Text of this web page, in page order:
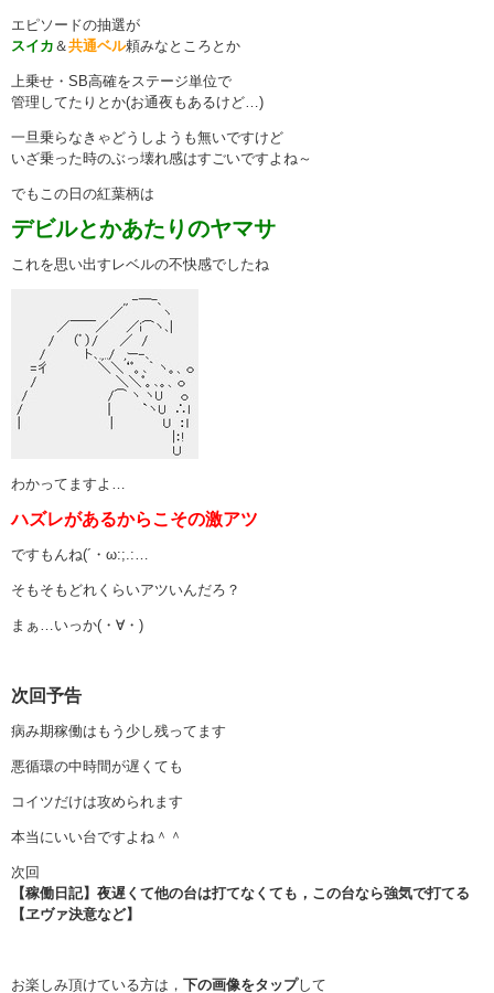
エピソードの抽選が
スイカ ＆共通ベル頼みなところとか
上乗せ・SB高確をステージ単位で
管理してたりとか(お通夜もあるけど…)
一旦乗らなきゃどうしようも無いですけど
いざ乗った時のぶっ壊れ感はすごいですよね～
でもこの日の紅葉柄は
デビルとかあたりのヤマサ
これを思い出すレベルの不快感でしたね
わかってますよ…
ハズレがあるからこその激アツ
ですもんね(´・ω:;.:…
そもそもどれくらいアツいんだろ？
まぁ…いっか(・∀・)
次回予告
病み期稼働はもう少し残ってます
悪循環の中時間が遅くても
コイツだけは攻められます
本当にいい台ですよね＾＾
次回
【稼働日記】夜遅くて他の台は打てなくても，この台なら強気で打てる
【ヱヴァ決意など】
お楽しみ頂けている方は， 下の画像をタップして